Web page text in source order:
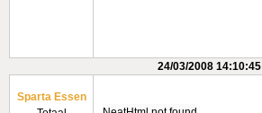
24/03/2008 14:10:45
Sparta Essen